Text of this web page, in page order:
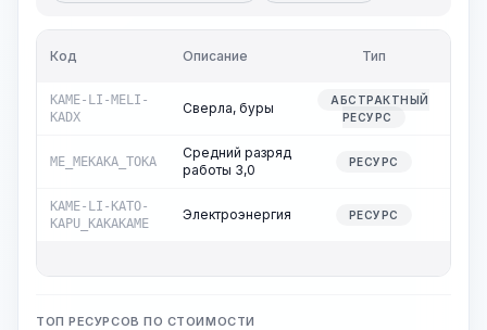
Код Описание Тип
KAME-LI-MELI-
KADX
Сверла, буры
АБСТРАКТНЫЙ
РЕСУРС
ME_MEKAKA_TOKA
Средний разряд
работы 3,0
РЕСУРС
KAME-LI-KATO-
KAPU_KAKAKAME
Электроэнергия РЕСУРС
ТОП РЕСУРСОВ ПО СТОИМОСТИ